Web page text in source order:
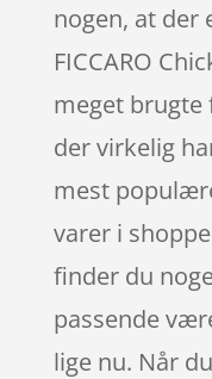
nogen, at der
FICCARO
meget brugte
der virkelig
mest
varer i
finder du
passende
lige nu. Når